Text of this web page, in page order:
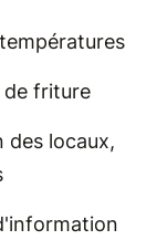
de friture
des locaux,